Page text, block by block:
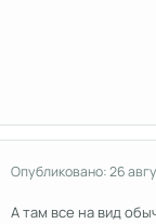
Опубликовано:26
А там все на вид